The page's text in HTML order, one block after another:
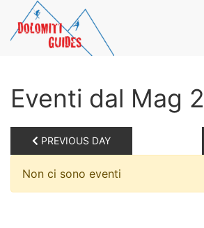
Skip to main content
Eventi dal Mag
PREVIOUS DAY
Non ci sono eventi